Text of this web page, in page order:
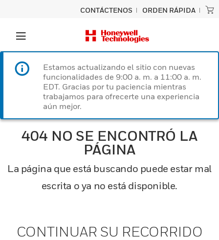
CONTÁCTENOS ORDEN RÁPIDA
Estamos actualizando el sitio con nuevas
funcionalidades de 9:00 a. m. a 11:00 a. m.
EDT. Gracias por tu paciencia mientras
trabajamos para ofrecerte una experiencia
aún mejor.
404 NO SE ENCONTRÓ LA
PÁGINA
La página que está buscando puede estar mal
escrita o ya no está disponible.
CONTINUAR SU RECORRIDO